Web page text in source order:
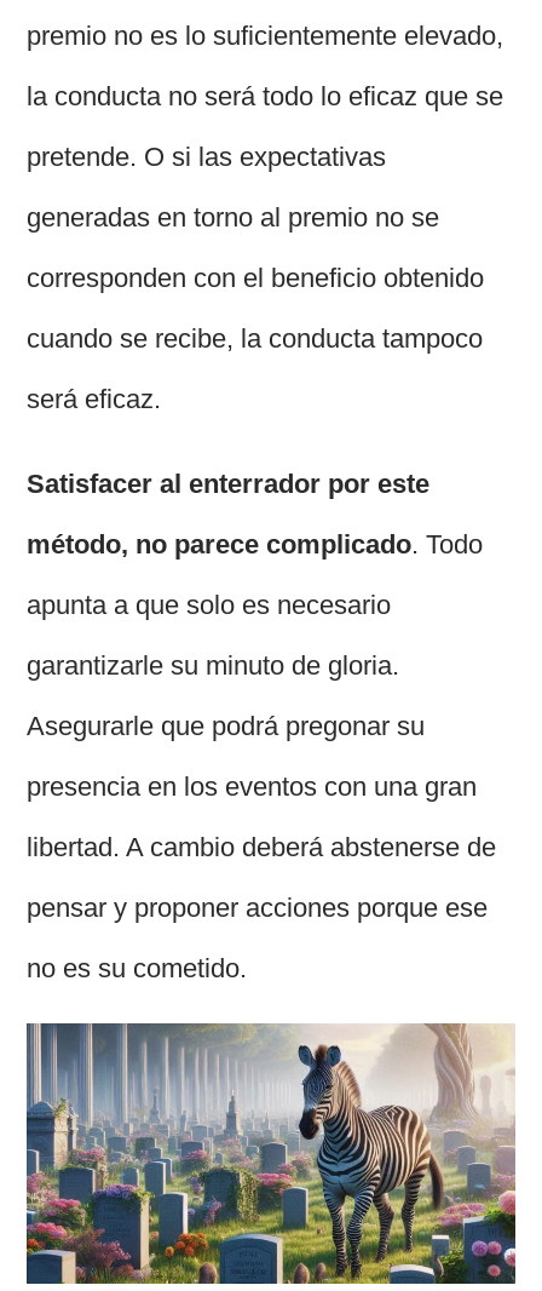
premio no es lo suficientemente elevado,
la conducta no será todo lo eficaz que se
pretende. O si las expectativas
generadas en torno al premio no se
corresponden con el beneficio obtenido
cuando se recibe, la conducta tampoco
será eficaz.
Satisfacer al enterrador por este
método, no parece complicado. Todo
apunta a que solo es necesario
garantizarle su minuto de gloria.
Asegurarle que podrá pregonar su
presencia en los eventos con una gran
libertad. A cambio deberá abstenerse de
pensar y proponer acciones porque ese
no es su cometido.